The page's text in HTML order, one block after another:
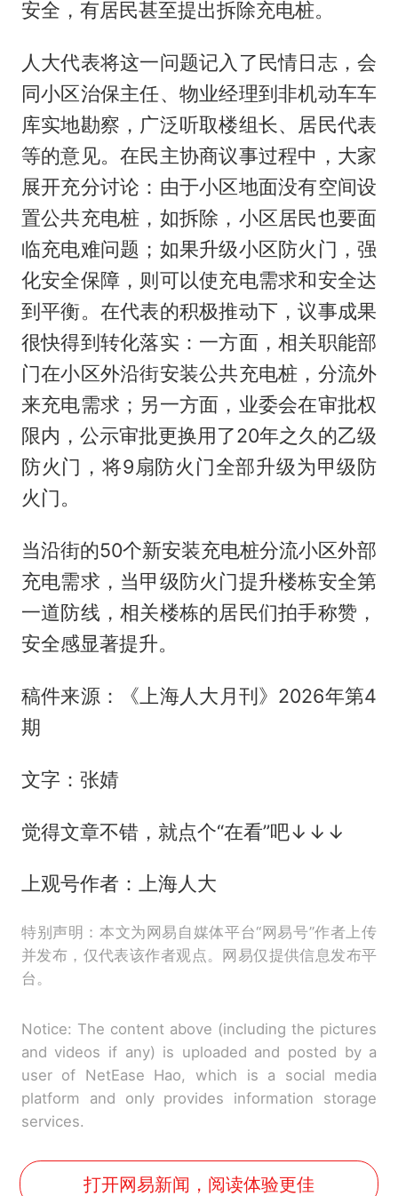
安全，有居民甚至提出拆除充电桩。
人大代表将这一问题记入了民情日志，会
同小区治保主任、物业经理到非机动车车
库实地勘察，广泛听取楼组长、居民代表
等的意见。在民主协商议事过程中，大家
展开充分讨论：由于小区地面没有空间设
置公共充电桩，如拆除，小区居民也要面
临充电难问题；如果升级小区防火门，强
化安全保障，则可以使充电需求和安全达
到平衡。在代表的积极推动下，议事成果
很快得到转化落实：一方面，相关职能部
门在小区外沿街安装公共充电桩，分流外
来充电需求；另一方面，业委会在审批权
限内，公示审批更换用了20年之久的乙级
防火门，将9扇防火门全部升级为甲级防
火门。
当沿街的50个新安装充电桩分流小区外部
充电需求，当甲级防火门提升楼栋安全第
一道防线，相关楼栋的居民们拍手称赞，
安全感显著提升。
稿件来源：《上海人大月刊》2026年第4
期
文字：张婧
觉得文章不错，就点个“在看”吧↓↓↓
上观号作者：上海人大
特别声明：本文为网易自媒体平台“网易号”作者上传
并发布，仅代表该作者观点。网易仅提供信息发布平
台。
Notice: The content above (including the pictures
and videos if any) is uploaded and posted by a
user of NetEase Hao, which is a social media
platform and only provides information storage
services.
打开网易新闻，阅读体验更佳